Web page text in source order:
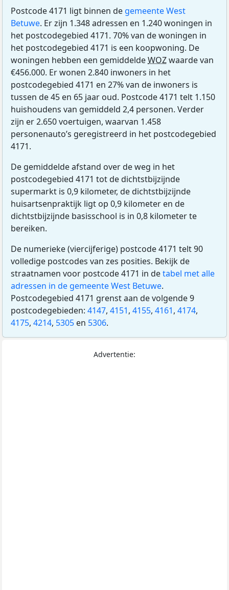
Postcode 4171 ligt binnen de gemeente West
Betuwe. Er zijn 1.348 adressen en 1.240 woningen in
het postcodegebied 4171. 70% van de woningen in
het postcodegebied 4171 is een koopwoning. De
woningen hebben een gemiddeldeWOZwaarde van
€456.000. Er wonen 2.840 inwoners in het
postcodegebied 4171 en 27% van de inwoners is
tussen de 45 en 65 jaar oud. Postcode 4171 telt 1.150
huishoudens van gemiddeld 2,4 personen. Verder
zijn er 2.650 voertuigen, waarvan 1.458
personenauto’s geregistreerd in het postcodegebied
4171.
De gemiddelde afstand over de weg in het
postcodegebied 4171 tot de dichtstbijzijnde
supermarkt is 0,9 kilometer, de dichtstbijzijnde
huisartsenpraktijk ligt op 0,9 kilometer en de
dichtstbijzijnde basisschool is in 0,8 kilometer te
bereiken.
De numerieke (viercijferige) postcode 4171 telt 90
volledige postcodes van zes posities. Bekijk de
straatnamen voor postcode 4171 in detabel met alle
adressen in de gemeente West Betuwe.
Postcodegebied 4171 grenst aan de volgende 9
postcodegebieden: 4147, 4151, 4155, 4161, 4174,
4175, 4214, 5305 en 5306.
Advertentie: